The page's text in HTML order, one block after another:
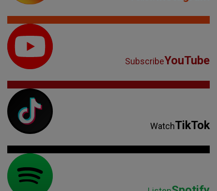
SubscribeYouTube
WatchTikTok